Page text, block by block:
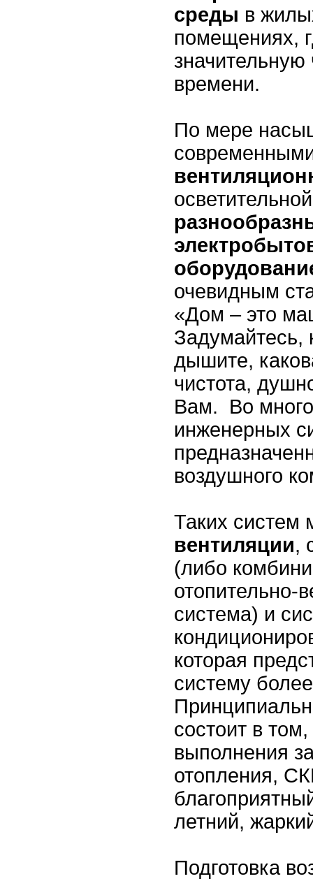
среды в
помещениях,
значительную
времени.
По мере
очевидным
«Дом – это
дышите,
чистота,
Вам. Во
инженерных
воздушного
Таких систем
вентиляции,
(либо
отопительно-
система) и
которая
систему
состоит в
выполнения
отопления,
летний,
Подготовка